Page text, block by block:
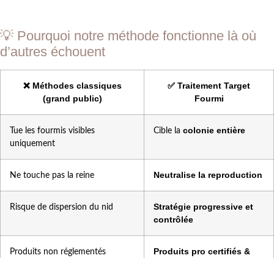
💡 Pourquoi notre méthode fonctionne là où
d’autres échouent
❌ Méthodes classiques
(grand public)
✅ Traitement Target
Fourmi
Tue les fourmis visibles
uniquement
Cible la colonie entière
Ne touche pas la reine Neutralise la reproduction
Risque de dispersion du nid
Stratégie progressive et
contrôlée
Produits non réglementés
Produits pro certifiés &